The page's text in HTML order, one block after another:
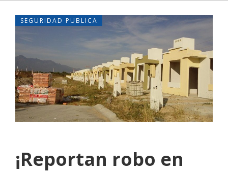
SEGURIDAD PUBLICA
¡Reportan robo en